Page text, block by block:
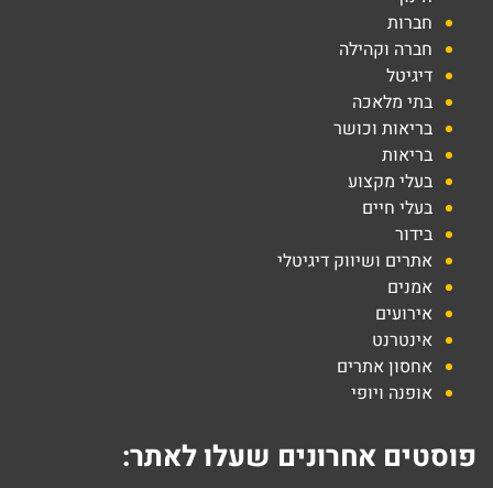
חברות
חברה וקהילה
דיגיטל
בתי מלאכה
בריאות וכושר
בריאות
בעלי מקצוע
בעלי חיים
בידור
אתרים ושיווק דיגיטלי
אמנים
אירועים
אינטרנט
אחסון אתרים
אופנה ויופי
פוסטים אחרונים שעלו לאתר: